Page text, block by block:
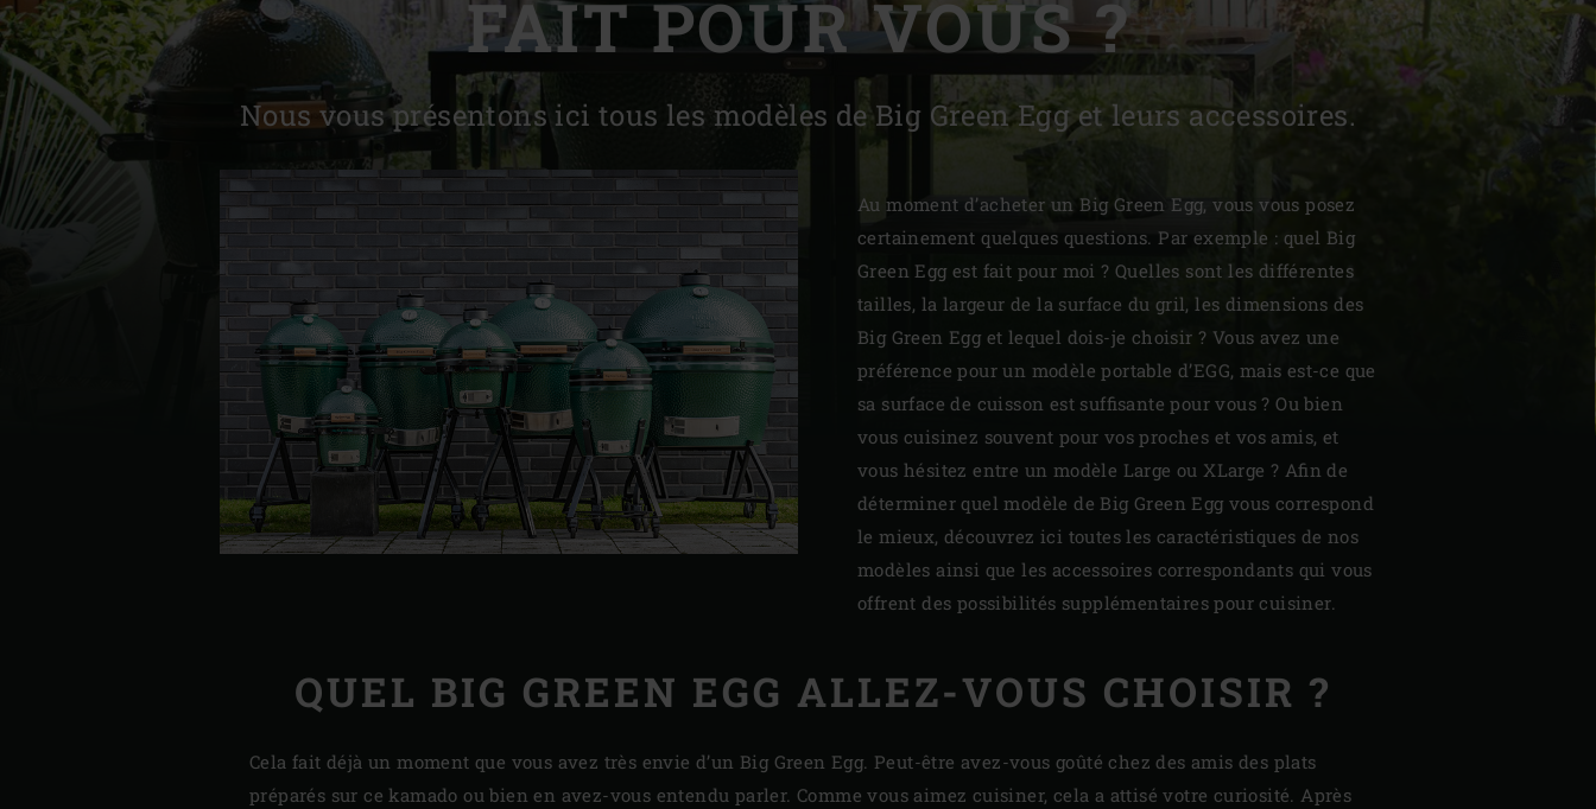
Denmark | Danmark
Estonia | Eesti
Finland | Suomi
France | France
Germany | Deutschland
Greece | Ελλάδα
Hungary | Magyarország
Slovenia | Slovenija
Spain | España
Sweden | Sverige
Switzerland | Schweiz
Turkey | Türkiye
FAIT POUR VOUS ?
Nous vous présentons ici tous les modèles de Big Green Egg et leurs accessoires.
Au moment d’acheter un Big Green Egg, vous vous posez
certainement quelques questions. Par exemple : quel Big
Green Egg est fait pour moi ? Quelles sont les différentes
tailles, la largeur de la surface du gril, les dimensions des
Big Green Egg et lequel dois-je choisir ? Vous avez une
préférence pour un modèle portable d’EGG, mais est-ce que
sa surface de cuisson est suffisante pour vous ? Ou bien
vous cuisinez souvent pour vos proches et vos amis, et
vous hésitez entre un modèle Large ou XLarge ? Afin de
déterminer quel modèle de Big Green Egg vous correspond
le mieux, découvrez ici toutes les caractéristiques de nos
modèles ainsi que les accessoires correspondants qui vous
offrent des possibilités supplémentaires pour cuisiner.
QUEL BIG GREEN EGG ALLEZ-VOUS CHOISIR ?
Cela fait déjà un moment que vous avez très envie d’un Big Green Egg. Peut-être avez-vous goûté chez des amis des plats
préparés sur ce kamado ou bien en avez-vous entendu parler. Comme vous aimez cuisiner, cela a attisé votre curiosité. Après